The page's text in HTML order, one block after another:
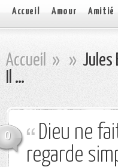
Accueil Amour Amitié
Accueil » » Jules
Il …
0
Dieu ne
regarde